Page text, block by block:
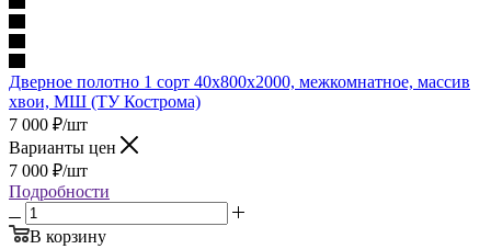
Дверное полотно 1 сорт 40х800х2000, межкомнатное, массив
хвои, МШ (ТУ Кострома)
7 000 ₽/шт
Варианты цен
7 000 ₽/шт
Подробности
В корзину